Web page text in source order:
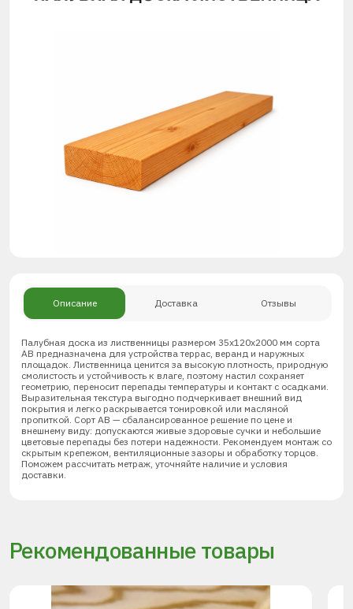
Описание Доставка Отзывы
Палубная доска из лиственницы размером 35х120х2000 мм сорта
АВ предназначена для устройства террас, веранд и наружных
площадок. Лиственница ценится за высокую плотность, природную
смолистость и устойчивость к влаге, поэтому настил сохраняет
геометрию, переносит перепады температуры и контакт с осадками.
Выразительная текстура выгодно подчеркивает внешний вид
покрытия и легко раскрывается тонировкой или масляной
пропиткой. Сорт АВ — сбалансированное решение по цене и
внешнему виду: допускаются живые здоровые сучки и небольшие
цветовые перепады без потери надежности. Рекомендуем монтаж со
скрытым крепежом, вентиляционные зазоры и обработку торцов.
Поможем рассчитать метраж, уточняйте наличие и условия
доставки.
Рекомендованные товары